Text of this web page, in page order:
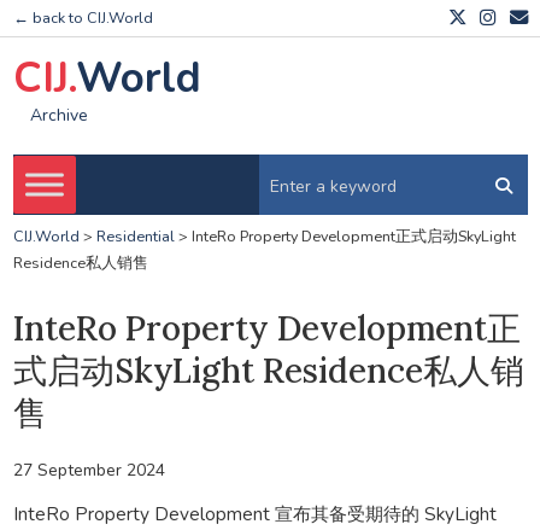
← back to CIJ.World
CIJ.World
Archive
CIJ.World > Residential> InteRo Property Development正式启动SkyLight
Residence私人销售
InteRo Property Development正
式启动SkyLight Residence私人销
售
27 September 2024
InteRo Property Development 宣布其备受期待的 SkyLight